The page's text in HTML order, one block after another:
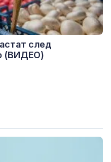
след
(ВИДЕО)